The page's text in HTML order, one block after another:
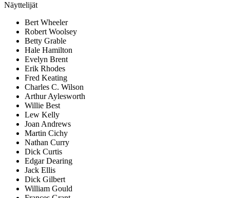
Näyttelijät
Bert Wheeler
Robert Woolsey
Betty Grable
Hale Hamilton
Evelyn Brent
Erik Rhodes
Fred Keating
Charles C. Wilson
Arthur Aylesworth
Willie Best
Lew Kelly
Joan Andrews
Martin Cichy
Nathan Curry
Dick Curtis
Edgar Dearing
Jack Ellis
Dick Gilbert
William Gould